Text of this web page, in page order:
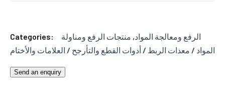
Categories: الرفع ومعالجة المواد, منتجات الرفع ومناولة
المواد / معدات الربط / أدوات القطع والتأرجح / العلامات والأختام
Send an enquiry